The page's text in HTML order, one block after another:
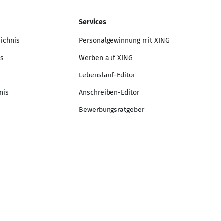
Services
Personalgewinnung mit XING
Werben auf XING
Lebenslauf-Editor
Anschreiben-Editor
Bewerbungsratgeber